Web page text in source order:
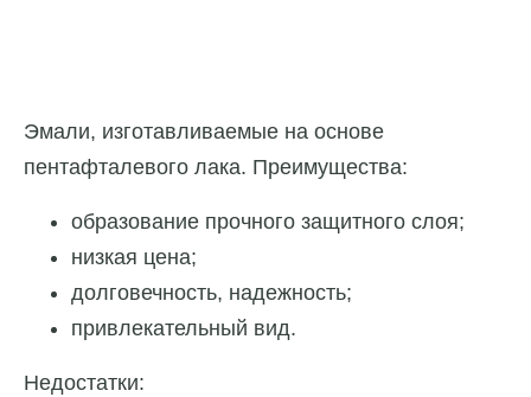
Эмали, изготавливаемые на основе
пентафталевого лака. Преимущества:
образование прочного защитного слоя;
низкая цена;
долговечность, надежность;
привлекательный вид.
Недостатки: